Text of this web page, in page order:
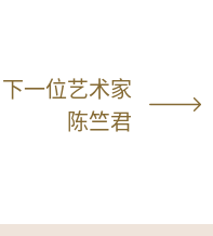
下一位艺术家
陈竺君